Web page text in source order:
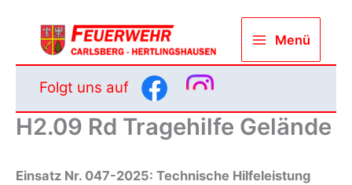
springen
Menü
Folgt uns auf
H2.09 Rd Tragehilfe Gelände
Einsatz Nr. 047-2025: Technische Hilfeleistung